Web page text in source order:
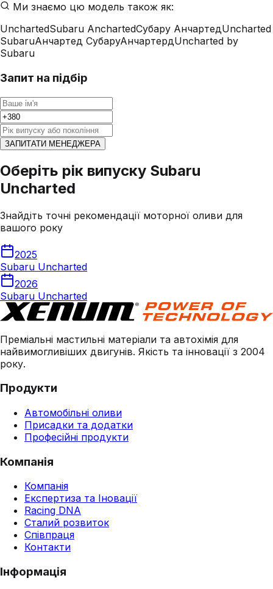
Ми знаємо цю модель також як:
UnchartedSubaru AnchartedСубару АнчартедUncharted
SubaruАнчартед СубаруАнчартердUncharted by
Subaru
Запит на підбір
ЗАПИТАТИ МЕНЕДЖЕРА
Оберіть рік випуску Subaru
Uncharted
Знайдіть точні рекомендації моторної оливи для
вашого року
2025
Subaru Uncharted
2026
Subaru Uncharted
Преміальні мастильні матеріали та автохімія для
найвимогливіших двигунів. Якість та інновації з 2004
року.
Продукти
Автомобільні оливи
Присадки та додатки
Професійні продукти
Компанія
Компанія
Експертиза та Іновації
Racing DNA
Сталий розвиток
Співпраця
Контакти
Інформація